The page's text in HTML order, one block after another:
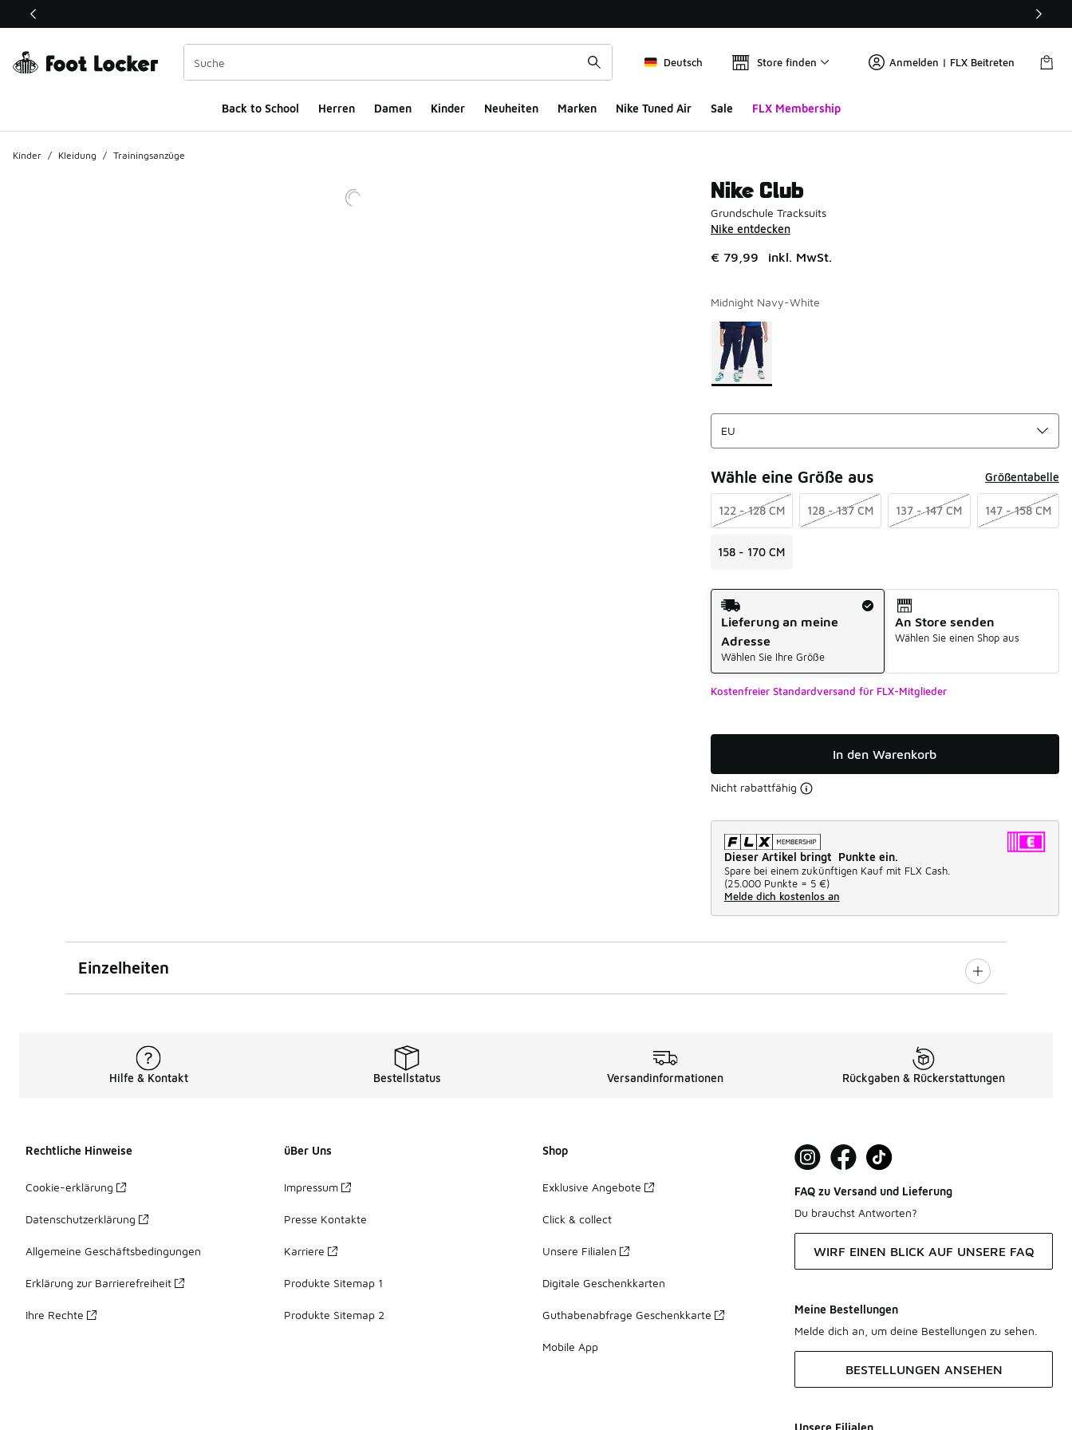
Dieser Link öffnet sich in einem neuen Fenster
Deutsch Store finden Anmelden | FLX Beitreten
Back to School Herren Damen Kinder Neuheiten Marken Nike Tuned Air Sale FLX Membership
Kinder / Kleidung / Trainingsanzüge
Nike Club
Grundschule Tracksuits
Nike entdecken
€ 79,99 inkl. MwSt.
Midnight Navy-White
Seite 1 von 1 zeigt die Farben 1 bis 1 von 1 an.
Bitte wählen Sie einen Stil aus
Wähle eine Größe aus Größentabelle
122 - 128 CM 128 - 137 CM 137 - 147 CM 147 - 158 CM
158 - 170 CM
Versandart
Lieferung an meine
Adresse
Wählen Sie Ihre Größe
An Store senden
Wählen Sie einen Shop aus
Kostenfreier Standardversand für FLX-Mitglieder
In den Warenkorb
Nicht rabattfähig
Dieser Artikel bringt Punkte ein.
Spare bei einem zukünftigen Kauf mit FLX Cash.
(25.000 Punkte = 5 €)
Melde dich kostenlos an
Einzelheiten
Hilfe & Kontakt Bestellstatus Versandinformationen Rückgaben & Rückerstattungen
Rechtliche Hinweise
Cookie-erklärung
Datenschutzerklärung
Allgemeine Geschäftsbedingungen
Erklärung zur Barrierefreiheit
Ihre Rechte
üBer Uns
Impressum
Presse Kontakte
Karriere
Produkte Sitemap 1
Produkte Sitemap 2
Shop
Exklusive Angebote
Click & collect
Unsere Filialen
Digitale Geschenkkarten
Guthabenabfrage Geschenkkarte
Mobile App
FAQ zu Versand und Lieferung
Du brauchst Antworten?
WIRF EINEN BLICK AUF UNSERE FAQ
Meine Bestellungen
Melde dich an, um deine Bestellungen zu sehen.
BESTELLUNGEN ANSEHEN
Unsere Filialen